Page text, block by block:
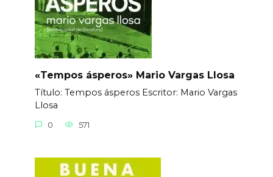
«Tempos ásperos» Mario Vargas Llosa
Título: Tempos ásperos Еscritor: Mario Vargas
Llosa
0 571